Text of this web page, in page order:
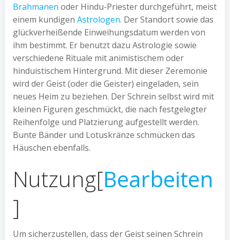
Brahmanen oder Hindu-Priester durchgeführt, meist
einem kundigen Astrologen. Der Standort sowie das
glückverheißende Einweihungsdatum werden von
ihm bestimmt. Er benutzt dazu Astrologie sowie
verschiedene Rituale mit animistischem oder
hinduistischem Hintergrund. Mit dieser Zeremonie
wird der Geist (oder die Geister) eingeladen, sein
neues Heim zu beziehen. Der Schrein selbst wird mit
kleinen Figuren geschmückt, die nach festgelegter
Reihenfolge und Platzierung aufgestellt werden.
Bunte Bänder und Lotuskränze schmücken das
Häuschen ebenfalls.
Nutzung[Bearbeiten
]
Um sicherzustellen, dass der Geist seinen Schrein